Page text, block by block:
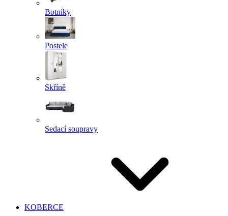
Botníky
Postele
Skříně
Sedací soupravy
KOBERCE